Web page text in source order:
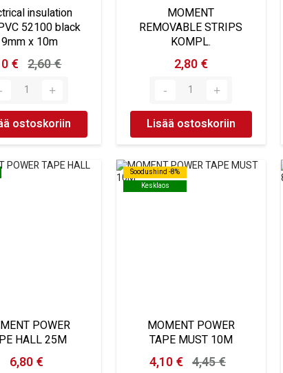
insulation
52100 black
x 10m
€ 2,60 €
ostoskoriin
MOMENT
REMOVABLE STRIPS
KOMPL.
2,80 €
Lisää ostoskoriin
POWER
HALL 25M
6,80 €
Soodushind -8%
Kesklaos
Soodushind -8%
Kesklaos
MOMENT POWER
TAPE MUST 10M
4,10 € 4,45 €